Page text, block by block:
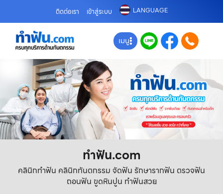
ติดต่อเรา เข้าสู่ระบบ LANGUAGE
เมนู
ทําฟัน.com
คลินิกทำฟัน คลินิกทันตกรรม จัดฟัน รักษารากฟัน ตรวจฟัน
ถอนฟัน ขูดหินปูน ทำฟันสวย